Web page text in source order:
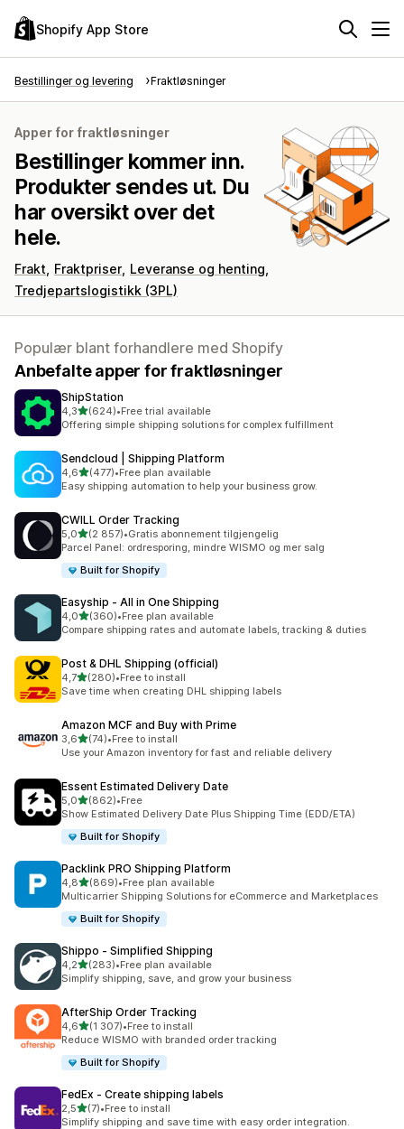
Shopify App Store
Bestillinger og levering Fraktløsninger
Apper for fraktløsninger
Bestillinger kommer inn.
Produkter sendes ut. Du
har oversikt over det
hele.
Frakt Fraktpriser Leveranse og henting
Tredjepartslogistikk (3PL)
Populær blant forhandlere med Shopify
Anbefalte apper for fraktløsninger
ShipStation
4,3av 5 stjerner
(624)
Totalt 624 omtaler
•Free trial available
Offering simple shipping solutions for complex fulfillment
Sendcloud | Shipping Platform
4,6av 5 stjerner
(477)
Totalt 477 omtaler
•Free plan available
Easy shipping automation to help your business grow.
CWILL Order Tracking
5,0av 5 stjerner
(2 857)
Totalt 2857 omtaler
•Gratis abonnement tilgjengelig
Parcel Panel: ordresporing, mindre WISMO og mer salg
Built for Shopify
Easyship ‑ All in One Shipping
4,0av 5 stjerner
(360)
Totalt 360 omtaler
•Free plan available
Compare shipping rates and automate labels, tracking & duties
Post & DHL Shipping (official)
4,7av 5 stjerner
(280)
Totalt 280 omtaler
•Free to install
Save time when creating DHL shipping labels
Amazon MCF and Buy with Prime
3,6av 5 stjerner
(74)
Totalt 74 omtaler
•Free to install
Use your Amazon inventory for fast and reliable delivery
Essent Estimated Delivery Date
5,0av 5 stjerner
(862)
Totalt 862 omtaler
•Free
Show Estimated Delivery Date Plus Shipping Time (EDD/ETA)
Built for Shopify
Packlink PRO Shipping Platform
4,8av 5 stjerner
(869)
Totalt 869 omtaler
•Free plan available
Multicarrier Shipping Solutions for eCommerce and Marketplaces
Built for Shopify
Shippo ‑ Simplified Shipping
4,2av 5 stjerner
(283)
Totalt 283 omtaler
•Free plan available
Simplify shipping, save, and grow your business
AfterShip Order Tracking
4,6av 5 stjerner
(1 307)
Totalt 1307 omtaler
•Free to install
Reduce WISMO with branded order tracking
Built for Shopify
FedEx ‑ Create shipping labels
2,5av 5 stjerner
(7)
Totalt 7 omtaler
•Free to install
Simplify shipping and save time with easy order integration.